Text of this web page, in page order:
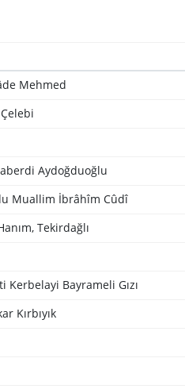
Mehmed
Aydoğduoğlu
Muallim İbrâhîm Cûdî
Tekirdağlı
Kerbelayi Bayrameli Gızı
Kırbıyık